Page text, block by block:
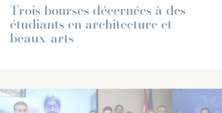
Trois bourses décernées à des
étudiants en architecture et
beaux-arts